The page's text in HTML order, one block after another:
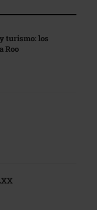
turismo: los
Roo